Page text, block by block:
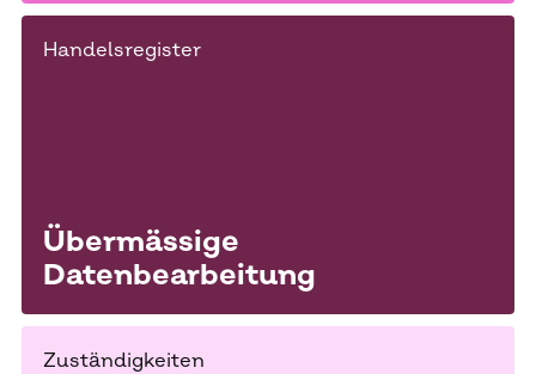
Übermässige
Datenbearbeitung
Handelsregister
Zuständigkeiten